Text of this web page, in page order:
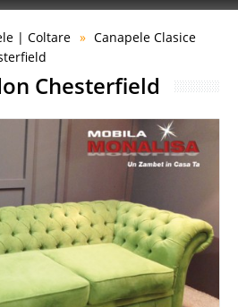
| Coltare
Canapele Clasice
Chesterfield